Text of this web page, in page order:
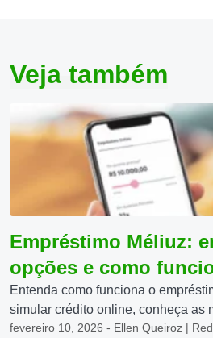
Veja também
Empréstimo Méliuz:
opções e como
Entenda como funciona o
simular crédito online, conheça as
fevereiro 10, 2026 - Ellen Queiroz |